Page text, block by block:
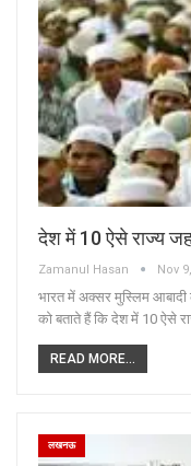
देश में 10 ऐसे राज्य
Zamanul Hasan Nov
भारत में अक्सर मुस्लिम
को बताते हैं कि देश में 10 ऐसे
READ MORE...
लखनऊ